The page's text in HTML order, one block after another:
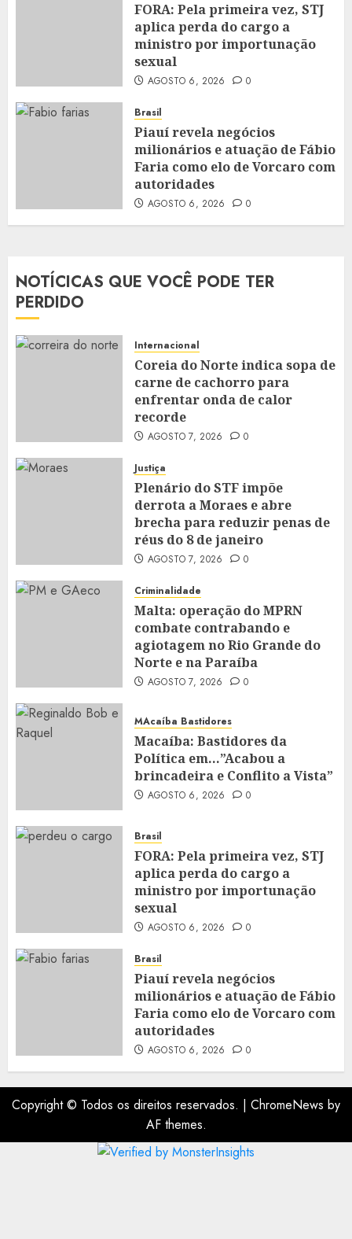
FORA: Pela primeira vez, STJ
aplica perda do cargo a
ministro por importunação
sexual
AGOSTO 6, 2026 0
Brasil
Piauí revela negócios
milionários e atuação de Fábio
Faria como elo de Vorcaro com
autoridades
AGOSTO 6, 2026 0
NOTÍCICAS QUE VOCÊ PODE TER
PERDIDO
Internacional
Coreia do Norte indica sopa de
carne de cachorro para
enfrentar onda de calor
recorde
AGOSTO 7, 2026 0
Justiça
Plenário do STF impõe
derrota a Moraes e abre
brecha para reduzir penas de
réus do 8 de janeiro
AGOSTO 7, 2026 0
Criminalidade
Malta: operação do MPRN
combate contrabando e
agiotagem no Rio Grande do
Norte e na Paraíba
AGOSTO 7, 2026 0
MAcaíba Bastidores
Macaíba: Bastidores da
Política em…”Acabou a
brincadeira e Conflito a Vista”
AGOSTO 6, 2026 0
Brasil
FORA: Pela primeira vez, STJ
aplica perda do cargo a
ministro por importunação
sexual
AGOSTO 6, 2026 0
Brasil
Piauí revela negócios
milionários e atuação de Fábio
Faria como elo de Vorcaro com
autoridades
AGOSTO 6, 2026 0
Copyright © Todos os direitos reservados. | ChromeNews by
AF themes.